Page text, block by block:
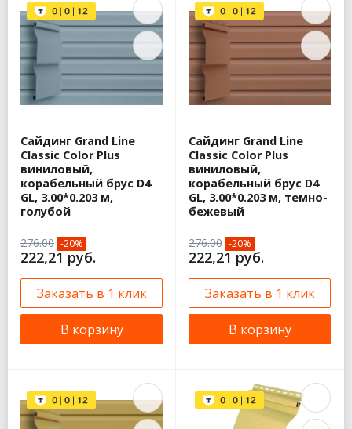
Сайдинг Grand Line
Classic Color Plus
виниловый,
корабельный брус D4
GL, 3.00*0.203 м,
голубой
276.00 -20%
222,21 руб.
Заказать в 1 клик
В корзину
Сайдинг Grand Line
Classic Color Plus
виниловый,
корабельный брус D4
GL, 3.00*0.203 м, темно-
бежевый
276.00 -20%
222,21 руб.
Заказать в 1 клик
В корзину